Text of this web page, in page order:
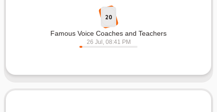
20
Famous Voice Coaches and Teachers
26 Jul, 08:41 PM